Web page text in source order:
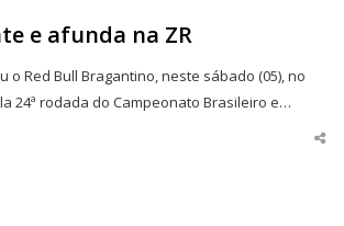
e afunda na ZR
o Red Bull Bragantino, neste sábado (05), no
24ª rodada do Campeonato Brasileiro e…